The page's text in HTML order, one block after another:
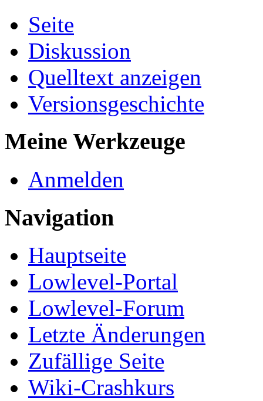
Seite
Diskussion
Quelltext anzeigen
Versionsgeschichte
Meine Werkzeuge
Anmelden
Navigation
Hauptseite
Lowlevel-Portal
Lowlevel-Forum
Letzte Änderungen
Zufällige Seite
Wiki-Crashkurs